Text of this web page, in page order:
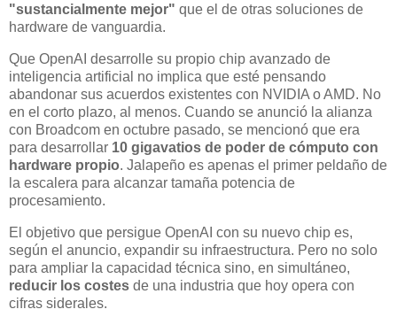
"sustancialmente mejor" que el de otras soluciones de
hardware de vanguardia.
Que OpenAI desarrolle su propio chip avanzado de
inteligencia artificial no implica que esté pensando
abandonar sus acuerdos existentes con NVIDIA o AMD. No
en el corto plazo, al menos. Cuando se anunció la alianza
con Broadcom en octubre pasado, se mencionó que era
para desarrollar 10 gigavatios de poder de cómputo con
hardware propio. Jalapeño es apenas el primer peldaño de
la escalera para alcanzar tamaña potencia de
procesamiento.
El objetivo que persigue OpenAI con su nuevo chip es,
según el anuncio, expandir su infraestructura. Pero no solo
para ampliar la capacidad técnica sino, en simultáneo,
reducir los costes de una industria que hoy opera con
cifras siderales.